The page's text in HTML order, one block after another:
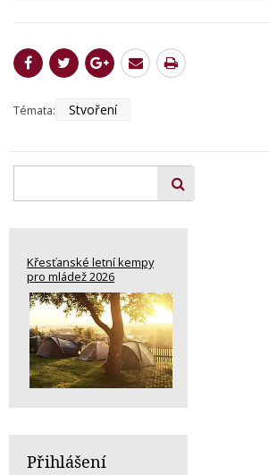
Témata: Stvoření
Křesťanské letní kempy
pro mládež 2026
Přihlášení